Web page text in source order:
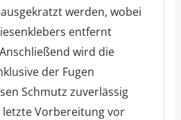
werden, wobei
entfernt
wird die
der Fugen
Schmutz zuverlässig
Vorbereitung vor